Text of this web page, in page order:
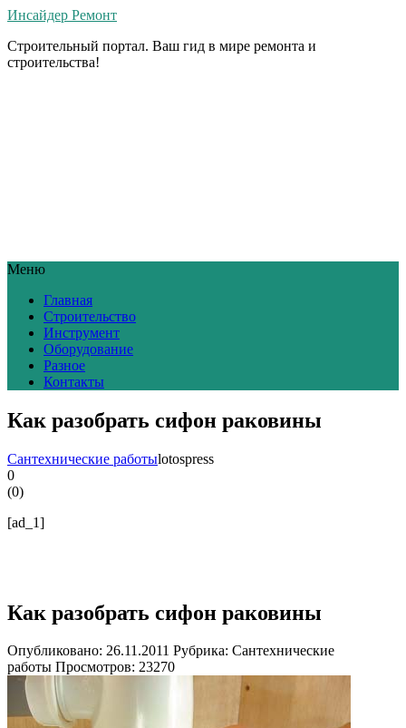
Инсайдер Ремонт
Строительный портал. Ваш гид в мире ремонта и
строительства!
Меню
Главная
Строительство
Инструмент
Оборудование
Разное
Контакты
Как разобрать сифон раковины
Сантехнические работыlotospress
0
(0)
[ad_1]
Как разобрать сифон раковины
Опубликовано: 26.11.2011 Рубрика: Сантехнические
работы Просмотров: 23270